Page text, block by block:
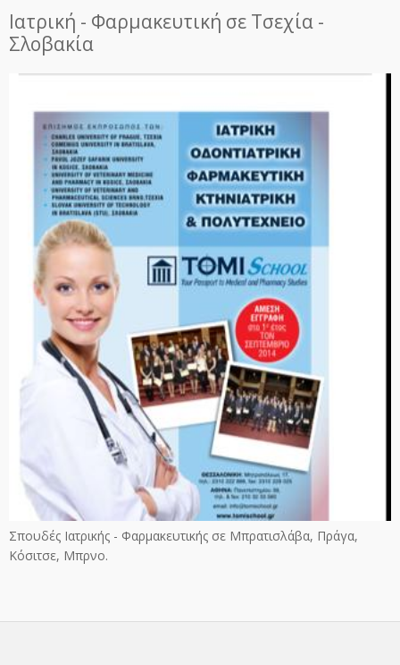
Ιατρική - Φαρμακευτική σε Τσεχία -
Σλοβακία
Σπουδές Ιατρικής - Φαρμακευτικής σε Μπρατισλάβα, Πράγα,
Κόσιτσε, Μπρνο.